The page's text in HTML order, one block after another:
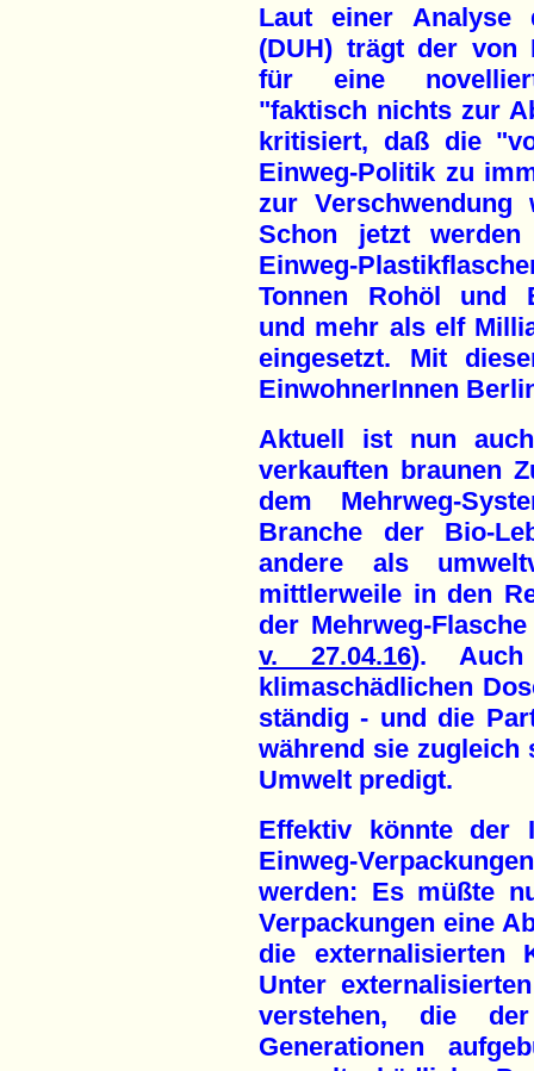
Laut einer Analyse
(DUH) trägt der von
für eine
"faktisch nichts zur
kritisiert, daß die
Einweg-Politik zu
zur Verschwendung
Schon jetzt
Einweg-
Tonnen Rohöl und
und mehr als elf
eingesetzt. Mit
EinwohnerInnen
Aktuell ist nun
verkauften braunen
dem Mehrweg-
Branche der Bio-
andere als
mittlerweile in den
der Mehrweg-
v. 27.04.16).
klimaschädlichen
ständig - und die
während sie zugleich
Umwelt predigt.
Effektiv könnte der
Einweg-
werden: Es müßte
Verpackungen eine
die externalisierten
Unter
verstehen, die
Generationen